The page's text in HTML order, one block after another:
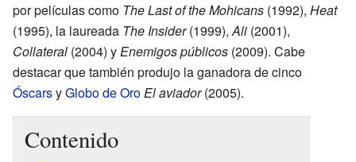
por películas como The Last of the Mohicans (1992), Heat
(1995), la laureada The Insider(1999),Ali (2001),
Collateral (2004) yEnemigos públicos (2009). Cabe
destacar que también produjo la ganadora de cinco
ÓscarsyGlobo de OroEl aviador(2005).
Contenido